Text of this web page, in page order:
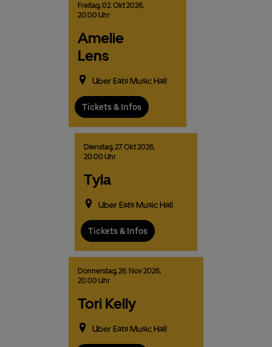
Freitag,02. Okt2026,
20:00 Uhr
Amelie
Lens
Uber Eats Music Hall
Tickets & Infos
Dienstag,27.Okt2026,
20:00 Uhr
Tyla
Uber Eats Music Hall
Tickets & Infos
Donnerstag,26. Nov2026,
20:00 Uhr
Tori Kelly
Uber Eats Music Hall